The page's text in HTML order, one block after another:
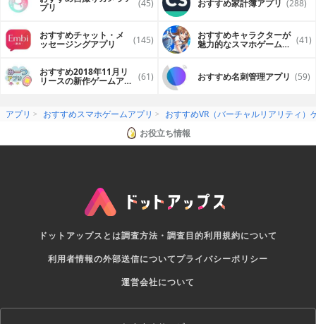
※「VRモード」への切り替えはアプリ内の設定から行うこと
※MilboxTouchはWHITE Inc.の登録商標です。
※Google CardbordはGoogle Inc.の登録商標です。
▽注意事項
・VRモードは周囲が見えなくなりますので、使いながらの移
動や不安定な動作環境でのご使用はお控えください。
12歳以下のお客様のご利用はお控えください。
・お客様によっては、乗り物酔いに似た症状、方向感覚の喪
失、目の痛み、めまいなどの不快感が生じるおそれがありま
す。
プリ (45) おすすめ家計簿アプリ (288)
おすすめチャット・メ
ッセージングアプリ (145) おすすめキャラクターが
魅力的なスマホゲームア (41)
おすすめ2018年11月リ
リースの新作ゲームアプ (61) おすすめ名刺管理アプリ (59)
アプリ おすすめスマホゲームアプリ
おすすめVR（バーチャルリアリティ）
お役立ち情報
ドットアップスとは調査方法・調査目的利用規約について
利用者情報の外部送信についてプライバシーポリシー
運営会社について